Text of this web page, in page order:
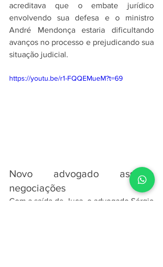
acreditava que o embate jurídico
envolvendo sua defesa e o ministro
André Mendonça estaria dificultando
avanços no processo e prejudicando sua
situação judicial.
https://youtu.be/r1-FQQEMueM?t=69
Novo advogado assume
negociações
Com a saída de Juca, o advogado Sérgio